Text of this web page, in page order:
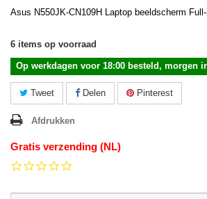
Asus N550JK-CN109H Laptop beeldscherm
6 items op voorraad
Op werkdagen voor 18:00 besteld, morgen
Tweet Delen Pinterest
Afdrukken
Gratis verzending (NL)